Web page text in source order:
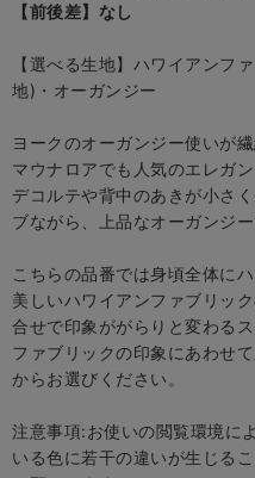
【前後差】なし
【選べる生地】ハワイアンフ
地)・オーガンジー
ヨークのオーガンジー使いが繊
マウナロアでも人気のエレガン
デコルテや背中のあきが小さ
ブながら、上品なオーガンジ
こちらの品番では身頃全体に
美しいハワイアンファブリッ
合せで印象ががらりと変わるス
ファブリックの印象にあわせ
からお選びください。
注意事項:お使いの閲覧環境に
いる色に若干の違いが生じる